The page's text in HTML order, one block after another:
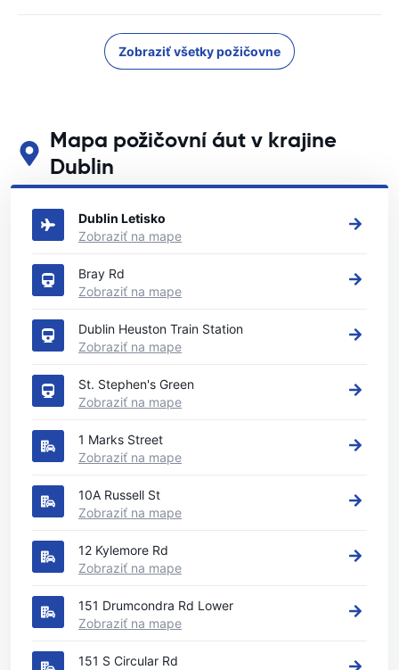
Zobraziť všetky požičovne
Mapa požičovní áut v krajine
Dublin
Pozrite si naše hlavné požičovne áut v krajine Dublin
Dublin Letisko
Zobraziť na mape
Bray Rd
Zobraziť na mape
Dublin Heuston Train Station
Zobraziť na mape
St. Stephen's Green
Zobraziť na mape
1 Marks Street
Zobraziť na mape
10A Russell St
Zobraziť na mape
12 Kylemore Rd
Zobraziť na mape
151 Drumcondra Rd Lower
Zobraziť na mape
151 S Circular Rd